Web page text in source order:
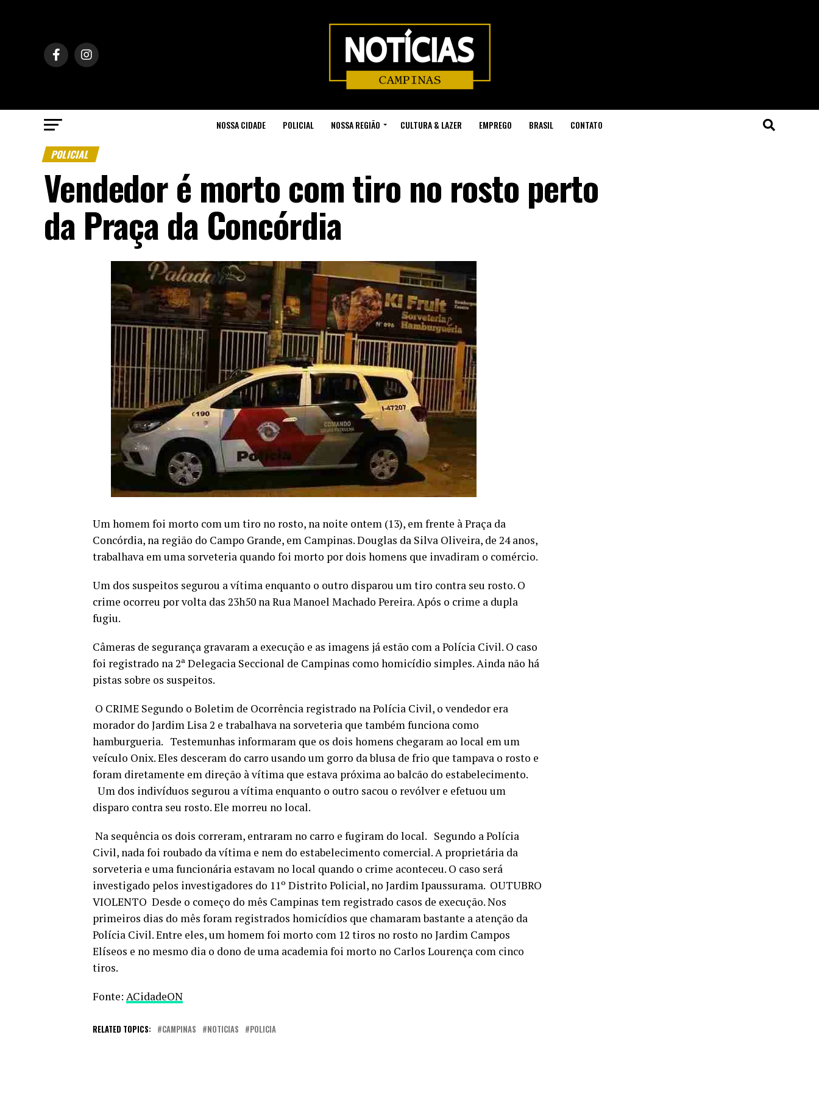
NOSSA CIDADE POLICIAL NOSSA REGIÃO CULTURA & LAZER EMPREGO BRASIL CONTATO
POLICIAL
Vendedor é morto com tiro no rosto perto
da Praça da Concórdia
Um homem foi morto com um tiro no rosto, na noite ontem (13), em frente à Praça da
Concórdia, na região do Campo Grande, em Campinas. Douglas da Silva Oliveira, de 24 anos,
trabalhava em uma sorveteria quando foi morto por dois homens que invadiram o comércio.
Um dos suspeitos segurou a vítima enquanto o outro disparou um tiro contra seu rosto. O
crime ocorreu por volta das 23h50 na Rua Manoel Machado Pereira. Após o crime a dupla
fugiu.
Câmeras de segurança gravaram a execução e as imagens já estão com a Polícia Civil. O caso
foi registrado na 2ª Delegacia Seccional de Campinas como homicídio simples. Ainda não há
pistas sobre os suspeitos.
O CRIME Segundo o Boletim de Ocorrência registrado na Polícia Civil, o vendedor era
morador do Jardim Lisa 2 e trabalhava na sorveteria que também funciona como
hamburgueria. Testemunhas informaram que os dois homens chegaram ao local em um
veículo Onix. Eles desceram do carro usando um gorro da blusa de frio que tampava o rosto e
foram diretamente em direção à vítima que estava próxima ao balcão do estabelecimento.
Um dos indivíduos segurou a vítima enquanto o outro sacou o revólver e efetuou um
disparo contra seu rosto. Ele morreu no local.
Na sequência os dois correram, entraram no carro e fugiram do local. Segundo a Polícia
Civil, nada foi roubado da vítima e nem do estabelecimento comercial. A proprietária da
sorveteria e uma funcionária estavam no local quando o crime aconteceu. O caso será
investigado pelos investigadores do 11º Distrito Policial, no Jardim Ipaussurama. OUTUBRO
VIOLENTO Desde o começo do mês Campinas tem registrado casos de execução. Nos
primeiros dias do mês foram registrados homicídios que chamaram bastante a atenção da
Polícia Civil. Entre eles, um homem foi morto com 12 tiros no rosto no Jardim Campos
Elíseos e no mesmo dia o dono de uma academia foi morto no Carlos Lourença com cinco
tiros.
Fonte: ACidadeON
RELATED TOPICS: CAMPINAS NOTICIAS POLICIA